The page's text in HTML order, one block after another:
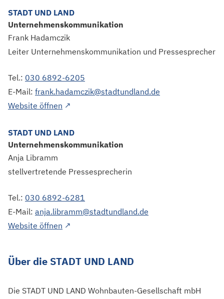
STADT UND LAND
Unternehmenskommunikation
Frank Hadamczik
Leiter Unternehmenskommunikation und Pressesprecher
Tel.: 030 6892-6205
E-Mail: frank.hadamczik@stadtundland.de
Website öffnen ↗
STADT UND LAND
Unternehmenskommunikation
Anja Libramm
stellvertretende Pressesprecherin
Tel.: 030 6892-6281
E-Mail: anja.libramm@stadtundland.de
Website öffnen ↗
Über die STADT UND LAND
Die STADT UND LAND Wohnbauten-Gesellschaft mbH